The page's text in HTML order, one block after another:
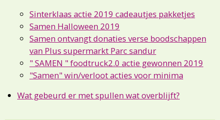
Sinterklaas actie 2019 cadeautjes pakketjes
Samen Halloween 2019
Samen ontvangt donaties verse boodschappen
van Plus supermarkt Parc sandur
" SAMEN " foodtruck2.0 actie gewonnen 2019
"Samen" win/verloot acties voor minima
Wat gebeurd er met spullen wat overblijft?